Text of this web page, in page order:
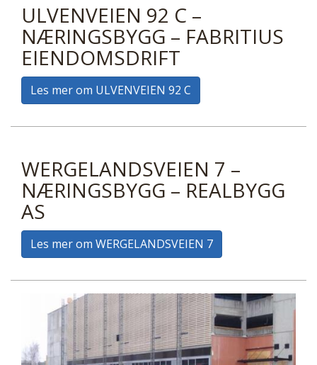
ULVENVEIEN 92 C –
NÆRINGSBYGG – FABRITIUS
EIENDOMSDRIFT
Les mer om ULVENVEIEN 92 C
WERGELANDSVEIEN 7 –
NÆRINGSBYGG – REALBYGG
AS
Les mer om WERGELANDSVEIEN 7